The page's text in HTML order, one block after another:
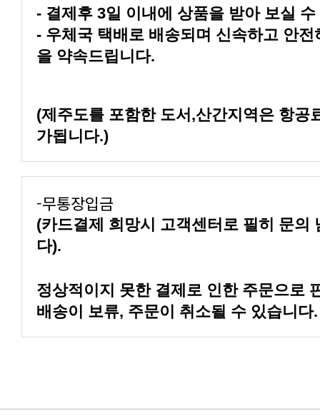
- 결제후 3일 이내에 상품을 받아 보실
을 약속드립니다.
가됩니다.)
-무통장입금
다).
배송이 보류, 주문이 취소될 수 있습니다.